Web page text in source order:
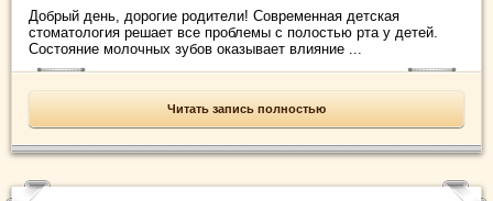
Добрый день, дорогие родители! Современная детская
стоматология решает все проблемы с полостью рта у детей.
Состояние молочных зубов оказывает влияние ...
Читать запись полностью